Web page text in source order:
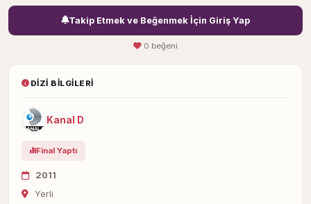
Takip Etmek ve Beğenmek İçin Giriş Yap
0 beğeni
DIZI BILGILERI
Kanal D
Final Yaptı
2011
Yerli